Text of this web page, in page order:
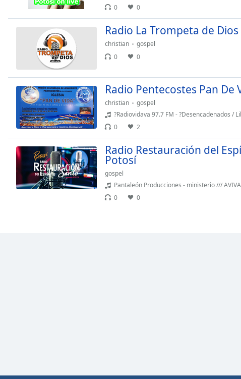
Font
Family
Reset
Modal
Dialog
dialog
0
0
Radio La Trompeta de Dios
christian
gospel
0
0
Radio Pentecostes Pan De
christian
gospel
?Radiovidava 97.7 FM - ?Desencadenados /
0
2
Radio Restauración del
Potosí
gospel
Pantaleón Producciones - ministerio /// AVIVAMIENTO Y
0
0